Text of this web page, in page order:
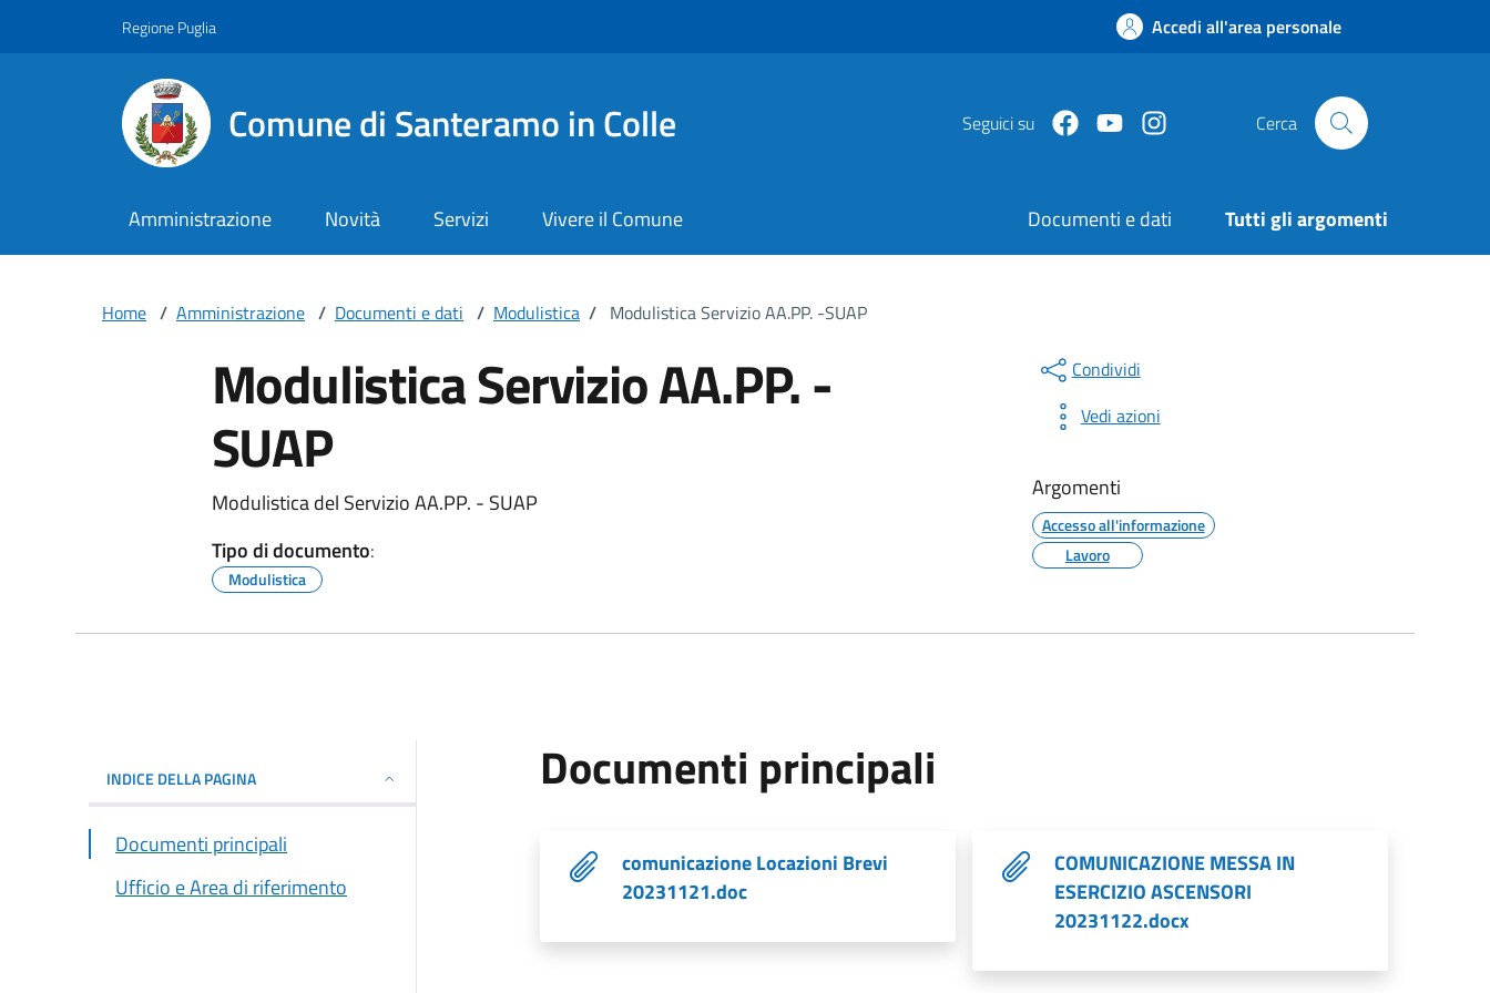
Regione Puglia Accedi all'area personale
Comune di Santeramo in Colle Seguici su FacebookYoutubeInstagram Cerca
Amministrazione Novità Servizi Vivere il Comune Documenti e dati Tutti gli argomenti
Home / Amministrazione / Documenti e dati / Modulistica / Modulistica Servizio AA.PP. -SUAP
Modulistica Servizio AA.PP. -
SUAP
Modulistica del Servizio AA.PP. - SUAP
Tipo di documento:
Modulistica
Condividi
Vedi azioni
Argomenti
Accesso all'informazione
Lavoro
INDICE DELLA PAGINA
Documenti principali
Ufficio e Area di riferimento
Documenti principali
comunicazione Locazioni Brevi
20231121.doc
COMUNICAZIONE MESSA IN
ESERCIZIO ASCENSORI
20231122.docx